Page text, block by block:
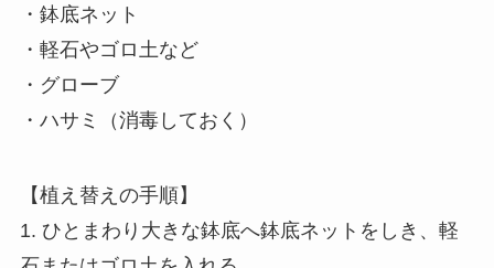
・鉢底ネット
・軽石やゴロ土など
・グローブ
・ハサミ（消毒しておく）
【植え替えの手順】
1. ひとまわり大きな鉢底へ鉢底ネットをしき、軽